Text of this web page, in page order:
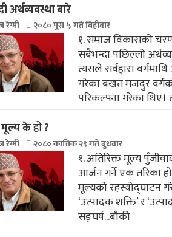
अर्थव्यवस्था बारे
रेग्मी २०८० पुस ५ गते बिहीवार
१. समाज विकासको
सबैभन्दा पछिल्लो
त्यसले सर्वहारा
गरेका बखत मजदुर
परिकल्पना गरेका थिए।
के हो ?
रेग्मी २०८० कात्तिक २९ गते बुधवार
१. अतिरिक्त मूल्य
आर्जन गर्ने एक तरिका
मूल्यको रहस्योद्घाटन
‘उत्पादक शक्ति’ र
सङ्घर्ष...बाँकी